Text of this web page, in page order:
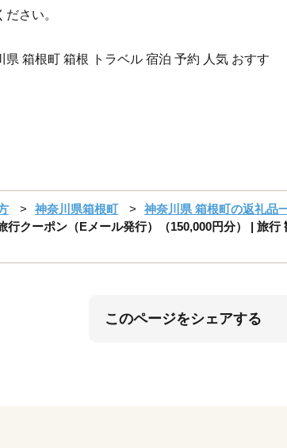
さい。
県 箱根町 箱根 トラベル 宿泊 予約 人気 おすす
神奈川県箱根町
神奈川県 箱根町の返礼品
行クーポン（Eメール発行）（150,000円分） | 旅
このページをシェアする